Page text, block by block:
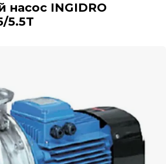
INGIDRO
5.5T